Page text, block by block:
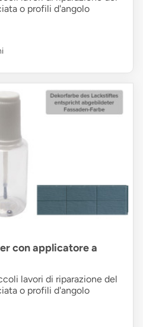
o profili d'angolo
con applicatore a
lavori di riparazione del
o profili d'angolo